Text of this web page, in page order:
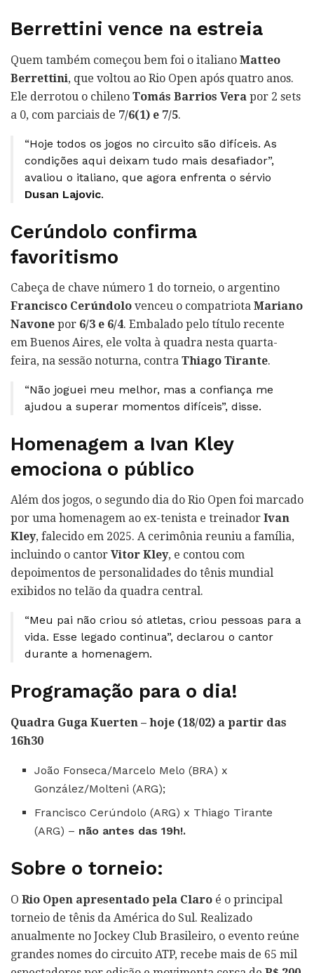
Berrettini vence na estreia
Quem também começou bem foi o italiano Matteo
Berrettini, que voltou ao Rio Open após quatro anos.
Ele derrotou o chileno Tomás Barrios Vera por 2 sets
a 0, com parciais de 7/6(1) e 7/5.
“Hoje todos os jogos no circuito são difíceis. As
condições aqui deixam tudo mais desafiador”,
avaliou o italiano, que agora enfrenta o sérvio
Dusan Lajovic.
Cerúndolo confirma
favoritismo
Cabeça de chave número 1 do torneio, o argentino
Francisco Cerúndolo venceu o compatriota Mariano
Navone por 6/3 e 6/4. Embalado pelo título recente
em Buenos Aires, ele volta à quadra nesta quarta-
feira, na sessão noturna, contra Thiago Tirante.
“Não joguei meu melhor, mas a confiança me
ajudou a superar momentos difíceis”, disse.
Homenagem a Ivan Kley
emociona o público
Além dos jogos, o segundo dia do Rio Open foi marcado
por uma homenagem ao ex-tenista e treinador Ivan
Kley, falecido em 2025. A cerimônia reuniu a família,
incluindo o cantor Vitor Kley, e contou com
depoimentos de personalidades do tênis mundial
exibidos no telão da quadra central.
“Meu pai não criou só atletas, criou pessoas para a
vida. Esse legado continua”, declarou o cantor
durante a homenagem.
Programação para o dia!
Quadra Guga Kuerten – hoje (18/02) a partir das
16h30
João Fonseca/Marcelo Melo (BRA) x
González/Molteni (ARG);
Francisco Cerúndolo (ARG) x Thiago Tirante
(ARG) – não antes das 19h!.
Sobre o torneio:
O Rio Open apresentado pela Claro é o principal
torneio de tênis da América do Sul. Realizado
anualmente no Jockey Club Brasileiro, o evento reúne
grandes nomes do circuito ATP, recebe mais de 65 mil